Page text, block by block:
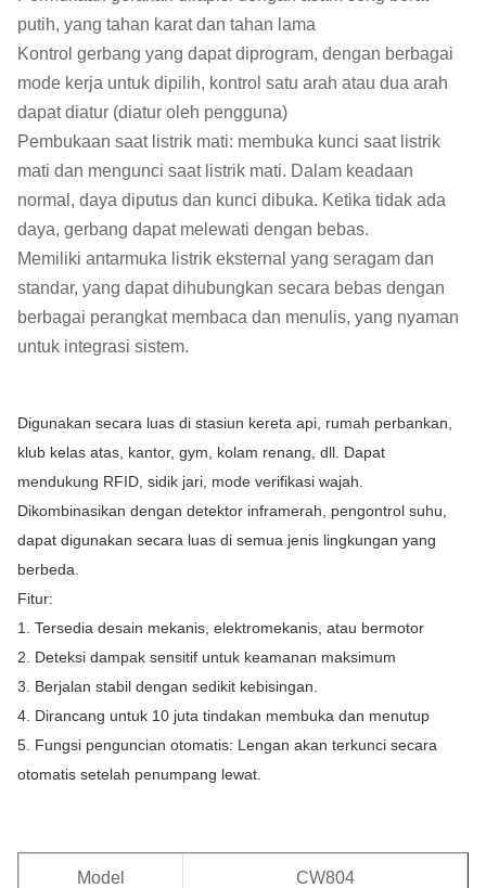
putih, yang tahan karat dan tahan lama
Kontrol gerbang yang dapat diprogram, dengan berbagai
mode kerja untuk dipilih, kontrol satu arah atau dua arah
dapat diatur (diatur oleh pengguna)
Pembukaan saat listrik mati: membuka kunci saat listrik
mati dan mengunci saat listrik mati. Dalam keadaan
normal, daya diputus dan kunci dibuka. Ketika tidak ada
daya, gerbang dapat melewati dengan bebas.
Memiliki antarmuka listrik eksternal yang seragam dan
standar, yang dapat dihubungkan secara bebas dengan
berbagai perangkat membaca dan menulis, yang nyaman
untuk integrasi sistem.
Digunakan secara luas di stasiun kereta api, rumah perbankan,
klub kelas atas, kantor, gym, kolam renang, dll. Dapat
mendukung RFID, sidik jari, mode verifikasi wajah.
Dikombinasikan dengan detektor inframerah, pengontrol suhu,
dapat digunakan secara luas di semua jenis lingkungan yang
berbeda.
Fitur:
1. Tersedia desain mekanis, elektromekanis, atau bermotor
2. Deteksi dampak sensitif untuk keamanan maksimum
3. Berjalan stabil dengan sedikit kebisingan.
4. Dirancang untuk 10 juta tindakan membuka dan menutup
5. Fungsi penguncian otomatis: Lengan akan terkunci secara
otomatis setelah penumpang lewat.
Model CW804